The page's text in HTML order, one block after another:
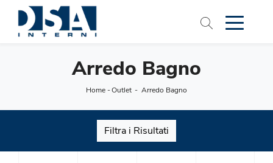
Arredo Bagno
Home-Outlet - Arredo Bagno
Filtra i Risultati